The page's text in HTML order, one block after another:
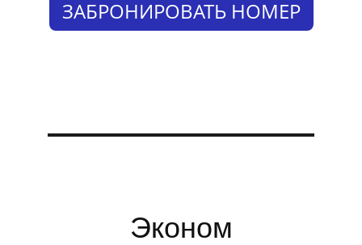
ЗАБРОНИРОВАТЬ НОМЕР
Эконом